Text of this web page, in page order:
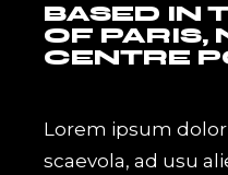
BASED IN
OF PARIS,
CENTRE
Lorem ipsum
scaevola, ad usu